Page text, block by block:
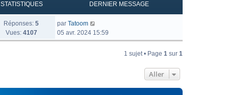
STATISTIQUES DERNIER MESSAGE
Réponses: 5
Vues: 4107
par Tatoom
05 avr. 2024 15:59
1 sujet • Page 1 sur 1
Aller